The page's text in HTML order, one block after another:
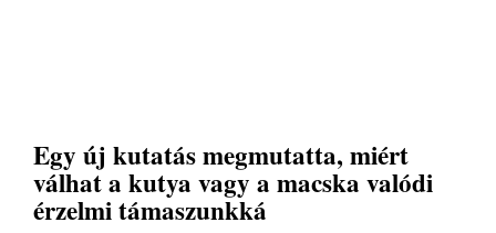
Egy új kutatás megmutatta, miért
válhat a kutya vagy a macska valódi
érzelmi támaszunkká